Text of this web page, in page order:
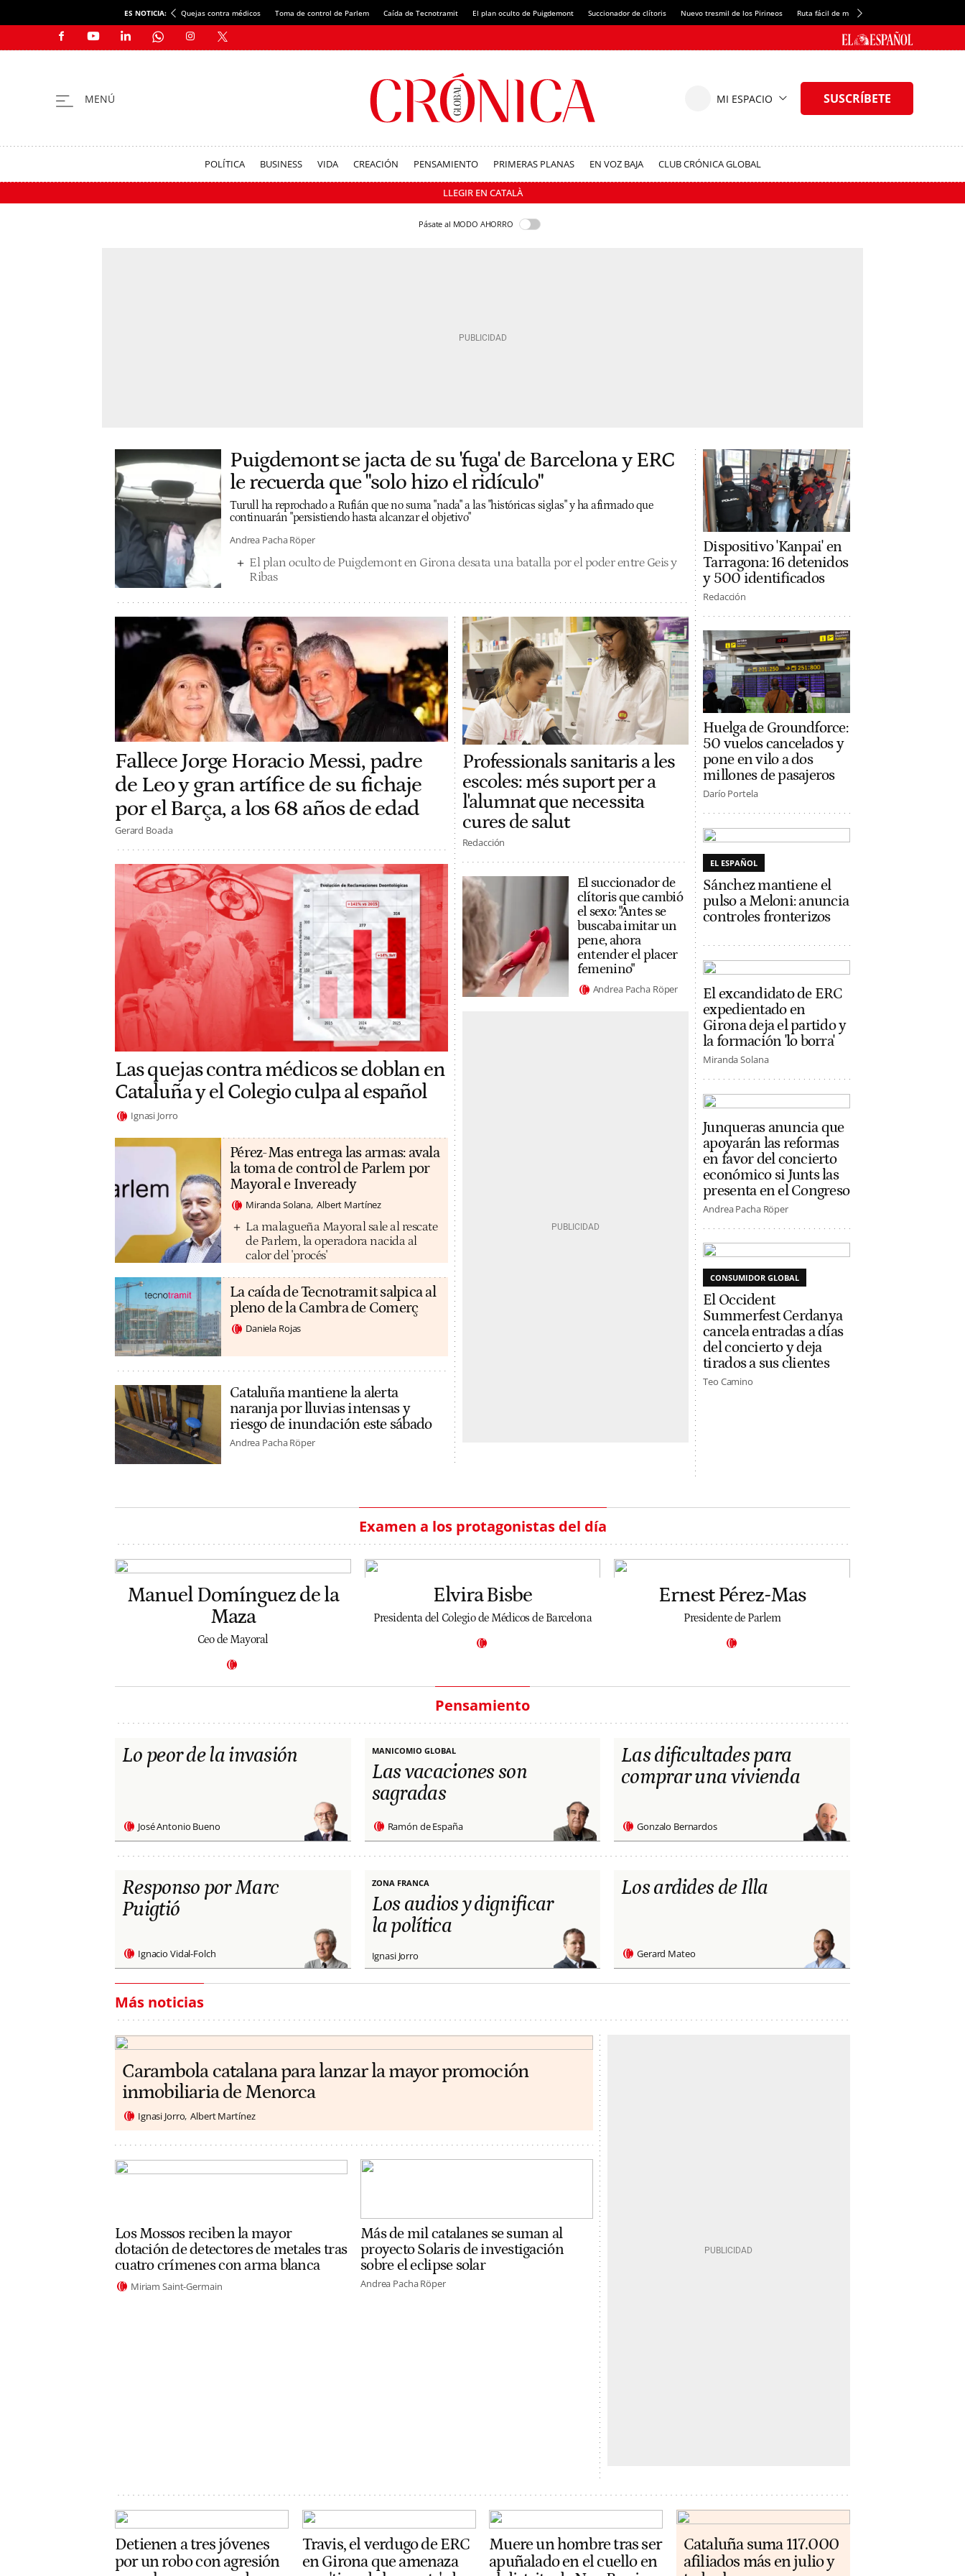
ES NOTICIA: Quejas contra médicos Toma de control de Parlem Caída de Tecnotramit El plan oculto de Puigdemont Succionador de clítoris Nuevo tresmil de los Pirineos Ruta fácil de montaña
POLÍTICA BUSINESS VIDA CREACIÓN PENSAMIENTO PRIMERAS PLANAS EN VOZ BAJA CLUB CRÓNICA GLOBAL
LLEGIR EN CATALÀ
Pásate al MODO AHORRO
Puigdemont se jacta de su 'fuga' de Barcelona y ERC
le recuerda que "solo hizo el ridículo"
Turull ha reprochado a Rufián que no suma "nada" a las "históricas siglas" y ha afirmado que
continuarán "persistiendo hasta alcanzar el objetivo"
Andrea Pacha Röper
El plan oculto de Puigdemont en Girona desata una batalla por el poder entre Geis y
Ribas
Fallece Jorge Horacio Messi, padre
de Leo y gran artífice de su fichaje
por el Barça, a los 68 años de edad
Gerard Boada
Las quejas contra médicos se doblan en
Cataluña y el Colegio culpa al español
Ignasi Jorro
Pérez-Mas entrega las armas: avala
la toma de control de Parlem por
Mayoral e Inveready
Miranda Solana Albert Martínez
La malagueña Mayoral sale al rescate
de Parlem, la operadora nacida al
calor del 'procés'
La caída de Tecnotramit salpica al
pleno de la Cambra de Comerç
Daniela Rojas
Cataluña mantiene la alerta
naranja por lluvias intensas y
riesgo de inundación este sábado
Andrea Pacha Röper
Professionals sanitaris a les
escoles: més suport per a
l'alumnat que necessita
cures de salut
Redacción
El succionador de
clítoris que cambió
el sexo: "Antes se
buscaba imitar un
pene, ahora
entender el placer
femenino"
Andrea Pacha Röper
Dispositivo 'Kanpai' en
Tarragona: 16 detenidos
y 500 identificados
Redacción
Huelga de Groundforce:
50 vuelos cancelados y
pone en vilo a dos
millones de pasajeros
Darío Portela
EL ESPAÑOL
Sánchez mantiene el
pulso a Meloni: anuncia
controles fronterizos
El excandidato de ERC
expedientado en
Girona deja el partido y
la formación 'lo borra'
Miranda Solana
Junqueras anuncia que
apoyarán las reformas
en favor del concierto
económico si Junts las
presenta en el Congreso
Andrea Pacha Röper
CONSUMIDOR GLOBAL
El Occident
Summerfest Cerdanya
cancela entradas a días
del concierto y deja
tirados a sus clientes
Teo Camino
Examen a los protagonistas del día
Manuel Domínguez de la
Maza
Ceo de Mayoral
Elvira Bisbe
Presidenta del Colegio de Médicos de Barcelona
Ernest Pérez-Mas
Presidente de Parlem
Pensamiento
Lo peor de la invasión
José Antonio Bueno
MANICOMIO GLOBAL
Las vacaciones son
sagradas
Ramón de España
Las dificultades para
comprar una vivienda
Gonzalo Bernardos
Responso por Marc
Puigtió
Ignacio Vidal-Folch
ZONA FRANCA
Los audios y dignificar
la política
Ignasi Jorro
Los ardides de Illa
Gerard Mateo
Más noticias
Carambola catalana para lanzar la mayor promoción
inmobiliaria de Menorca
Ignasi Jorro Albert Martínez
Los Mossos reciben la mayor
dotación de detectores de metales tras
cuatro crímenes con arma blanca
Miriam Saint-Germain
Más de mil catalanes se suman al
proyecto Solaris de investigación
sobre el eclipse solar
Andrea Pacha Röper
Detienen a tres jóvenes
por un robo con agresión
Travis, el verdugo de ERC
en Girona que amenaza
Muere un hombre tras ser
apuñalado en el cuello en
Cataluña suma 117.000
afiliados más en julio y